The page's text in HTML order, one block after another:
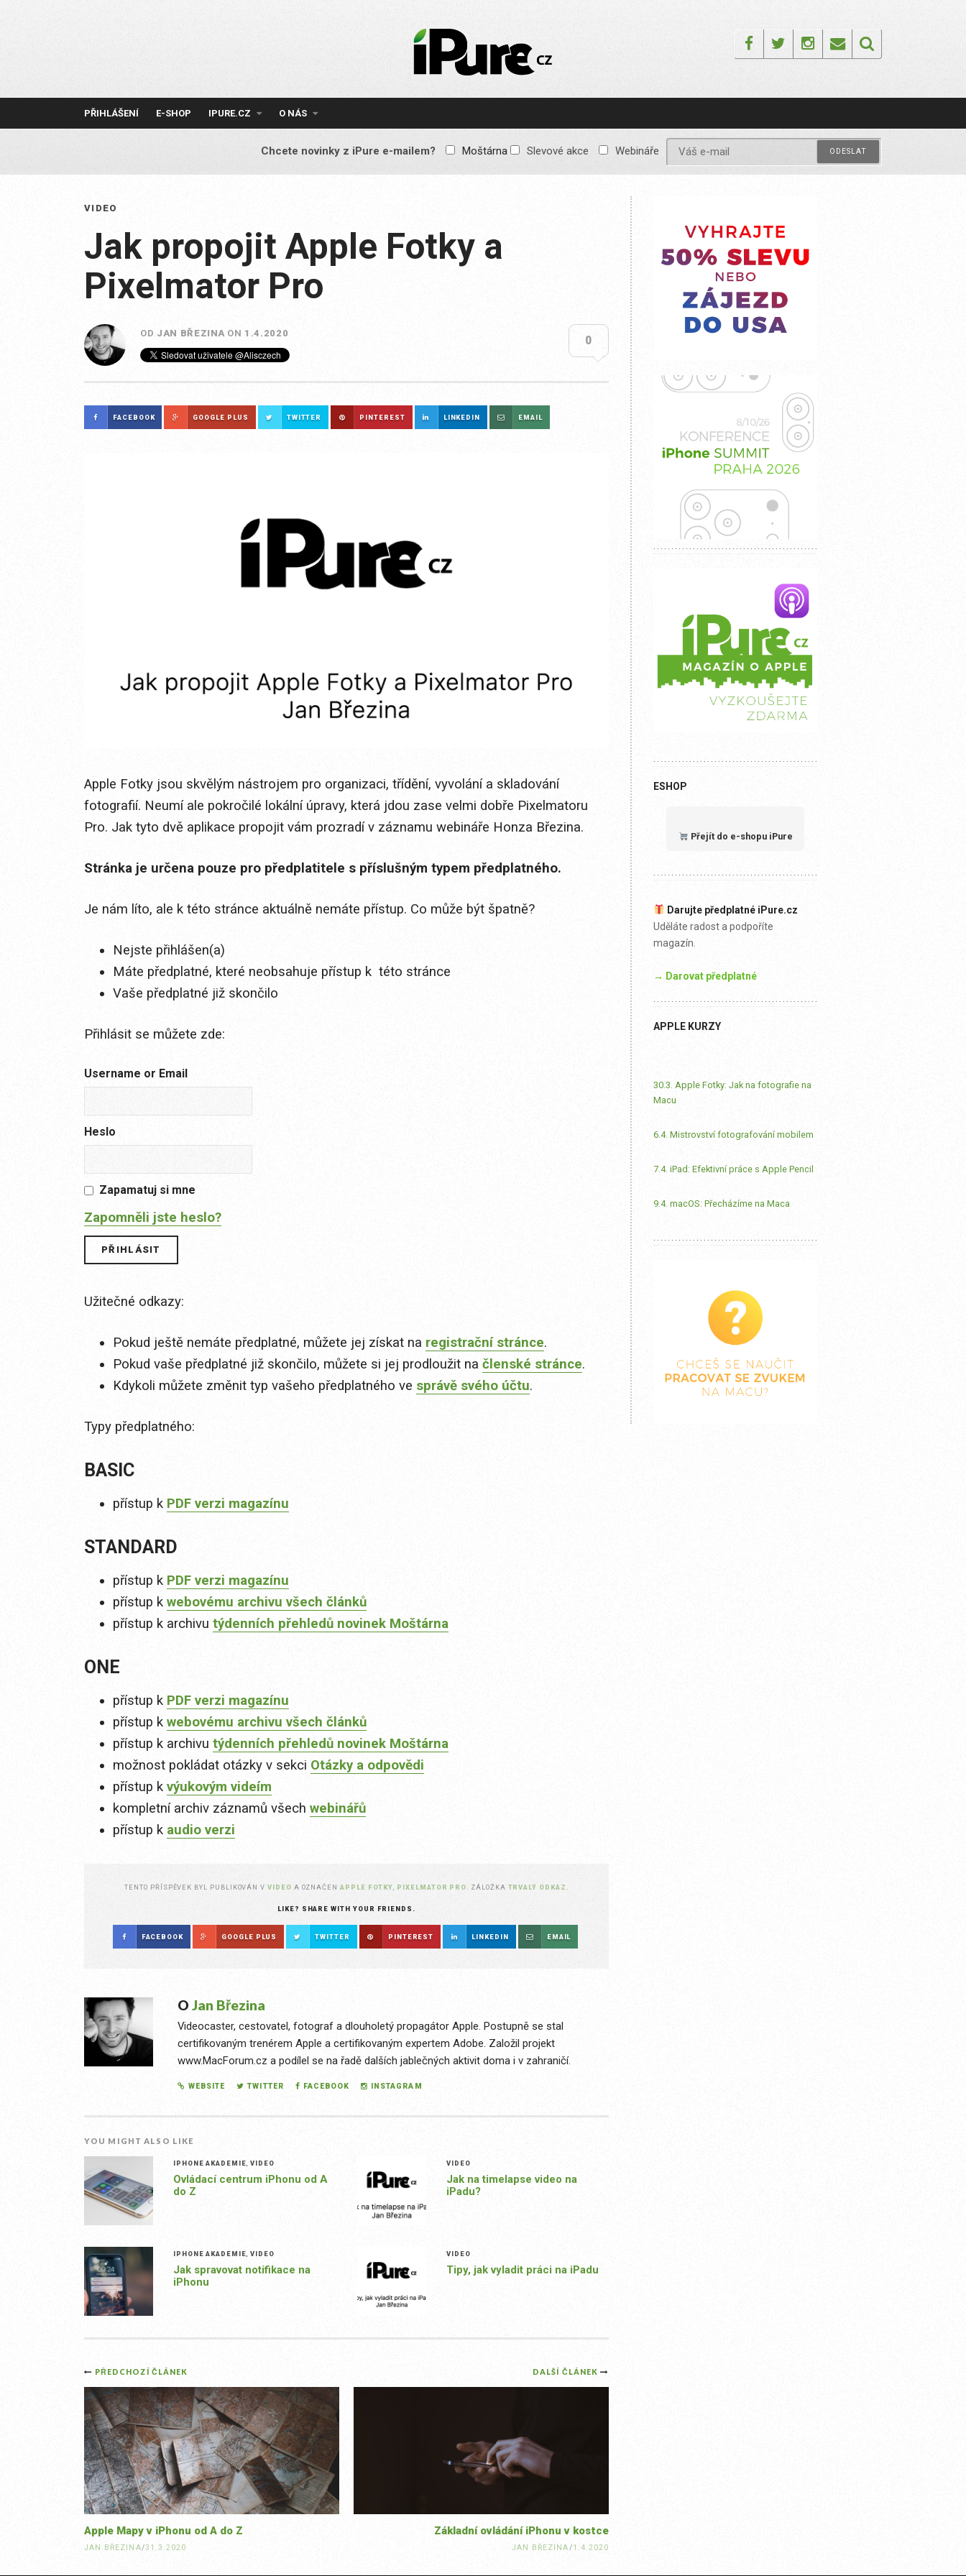
IPURE.CZ
Prémiový Apple e-
reklamy, žádné
obsah pro všechny
FacebookTwitterInstagram
Email
PŘIHLÁŠENÍ E-SHOP IPURE.CZ O NÁS
Chcete novinky z iPure e-mailem? Moštárna Slevové akce Webináře
VIDEO
Jak propojit Apple Fotky a
Pixelmator Pro
OD JAN BŘEZINA ON 1.4.2020
0
FACEBOOK GOOGLE PLUS TWITTER PINTEREST LINKEDIN EMAIL
Apple Fotky jsou skvělým nástrojem pro organizaci, třídění, vyvolání a skladování
fotografií. Neumí ale pokročilé lokální úpravy, která jdou zase velmi dobře Pixelmatoru
Pro. Jak tyto dvě aplikace propojit vám prozradí v záznamu webináře Honza Březina.
Stránka je určena pouze pro předplatitele s příslušným typem předplatného.
Je nám líto, ale k této stránce aktuálně nemáte přístup. Co může být špatně?
Nejste přihlášen(a)
Máte předplatné, které neobsahuje přístup k této stránce
Vaše předplatné již skončilo
Přihlásit se můžete zde:
Username or Email
Heslo
Zapamatuj si mne
Zapomněli jste heslo?
Užitečné odkazy:
Pokud ještě nemáte předplatné, můžete jej získat na registrační stránce.
Pokud vaše předplatné již skončilo, můžete si jej prodloužit na členské stránce.
Kdykoli můžete změnit typ vašeho předplatného ve správě svého účtu.
Typy předplatného:
BASIC
přístup k PDF verzi magazínu
STANDARD
přístup k PDF verzi magazínu
přístup k webovému archivu všech článků
přístup k archivu týdenních přehledů novinek Moštárna
ONE
přístup k PDF verzi magazínu
přístup k webovému archivu všech článků
přístup k archivu týdenních přehledů novinek Moštárna
možnost pokládat otázky v sekci Otázky a odpovědi
přístup k výukovým videím
kompletní archiv záznamů všech webinářů
přístup k audio verzi
TENTO PŘÍSPĚVEK BYL PUBLIKOVÁN VVIDEO A OZNAČENAPPLE FOTKY PIXELMATOR PRO . ZÁLOŽKA TRVALÝ ODKAZ
LIKE? SHARE WITH YOUR FRIENDS.
FACEBOOK GOOGLE PLUS TWITTER PINTEREST LINKEDIN EMAIL
O Jan Březina
Videocaster, cestovatel, fotograf a dlouholetý propagátor Apple. Postupně se stal
certifikovaným trenérem Apple a certifikovaným expertem Adobe. Založil projekt
www.MacForum.cz a podílel se na řadě dalších jablečných aktivit doma i v zahraničí.
WEBSITE TWITTER FACEBOOK INSTAGRAM
YOU MIGHT ALSO LIKE
IPHONE AKADEMIE VIDEO
Ovládací centrum iPhonu od A
do Z
VIDEO
Jak na timelapse video na
iPadu?
IPHONE AKADEMIE VIDEO
Jak spravovat notifikace na
iPhonu
VIDEO
Tipy, jak vyladit práci na iPadu
Post
navigation
DALŠÍ ČLÁNEK
Základní ovládání iPhonu v kostce
JAN BŘEZINA/1.4.2020
PŘEDCHOZÍ ČLÁNEK
Apple Mapy v iPhonu od A do Z
JAN BŘEZINA/31.3.2020
ESHOP
Přejít do e-shopu iPure
Darujte předplatné iPure.cz
Uděláte radost a podpoříte
magazín.
→ Darovat předplatné
APPLE KURZY
30.3. Apple Fotky: Jak na fotografie na
Macu
6.4. Mistrovství fotografování mobilem
7.4. iPad: Efektivní práce s Apple Pencil
9.4. macOS: Přecházíme na Maca